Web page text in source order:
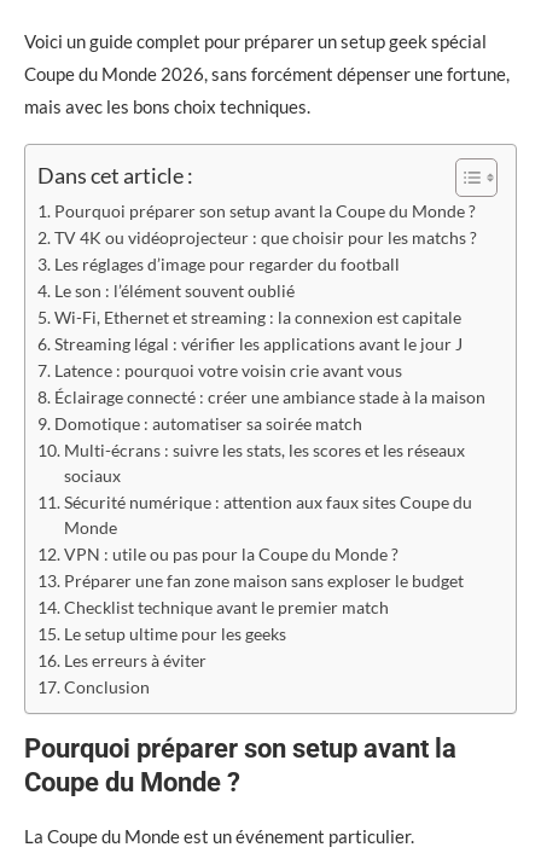
Voici un guide complet pour préparer un setup geek spécial
Coupe du Monde 2026, sans forcément dépenser une fortune,
mais avec les bons choix techniques.
Dans cet article :
Pourquoi préparer son setup avant la Coupe du Monde ?
TV 4K ou vidéoprojecteur : que choisir pour les matchs ?
Les réglages d’image pour regarder du football
Le son : l’élément souvent oublié
Wi-Fi, Ethernet et streaming : la connexion est capitale
Streaming légal : vérifier les applications avant le jour J
Latence : pourquoi votre voisin crie avant vous
Éclairage connecté : créer une ambiance stade à la maison
Domotique : automatiser sa soirée match
Multi-écrans : suivre les stats, les scores et les réseaux
sociaux
Sécurité numérique : attention aux faux sites Coupe du
Monde
VPN : utile ou pas pour la Coupe du Monde ?
Préparer une fan zone maison sans exploser le budget
Checklist technique avant le premier match
Le setup ultime pour les geeks
Les erreurs à éviter
Conclusion
Pourquoi préparer son setup avant la
Coupe du Monde ?
La Coupe du Monde est un événement particulier.